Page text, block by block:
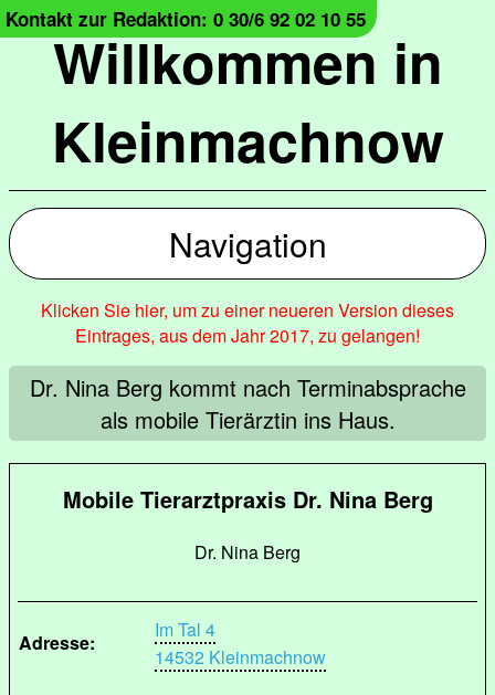
Willkommen in
Kleinmachnow
Kontakt zur Redaktion: 0 30/6 92 02 10 55
Navigation
Klicken Sie hier, um zu einer neueren Version dieses
Eintrages, aus dem Jahr 2017, zu gelangen!
Dr. Nina Berg kommt nach Terminabsprache
als mobile Tierärztin ins Haus.
Mobile Tierarztpraxis Dr. Nina Berg
Dr. Nina Berg
Adresse:
Im Tal 4
14532 Kleinmachnow